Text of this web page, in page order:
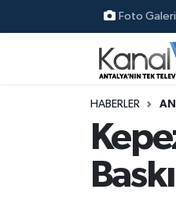
Foto Galeri
HABERLER
Ana Haber
Antalya Haber
Nöbetçi Eczaneler
Hava Durumu
Trafik Durumu
Süper Lig Puan